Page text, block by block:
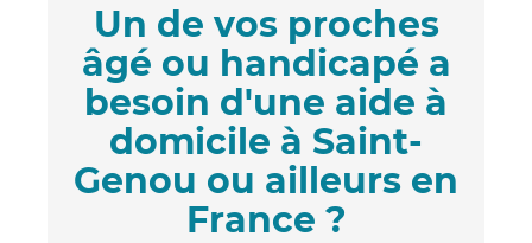
Un de vos proches
âgé ou handicapé a
besoin d'une aide à
domicile à Saint-
Genou ou ailleurs en
France ?